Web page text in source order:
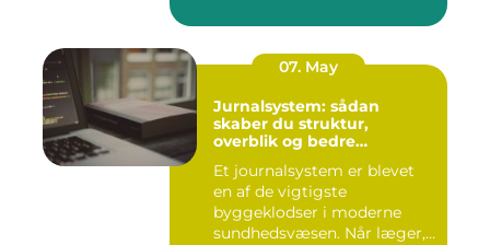
07. May
Jurnalsystem: sådan
skaber du struktur,
overblik og bedre
Et journalsystem er blevet
en af de vigtigste
byggeklodser i moderne
sundhedsvæsen. Når læger,